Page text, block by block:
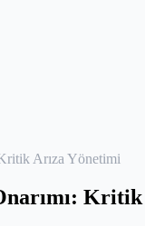
Arıza Yönetimi